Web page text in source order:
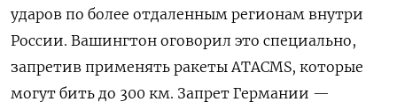
ударов по более отдаленным регионам внутри
России. Вашингтон оговорил это специально,
запретив применять ракеты ATACMS, которые
могут бить до 300 км. Запрет Германии —